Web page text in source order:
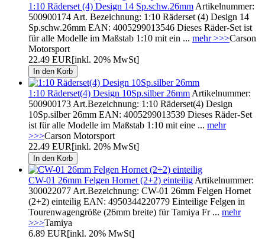
1:10 Räderset (4) Design 14 Sp.schw.26mm Artikelnummer:
500900174 Art. Bezeichnung: 1:10 Räderset (4) Design 14
Sp.schw.26mm EAN: 4005299013546 Dieses Räder-Set ist
für alle Modelle im Maßstab 1:10 mit ein ... mehr >>>Carson
Motorsport
22.49 EUR[inkl. 20% MwSt]
1:10 Räderset(4) Design 10Sp.silber 26mm Artikelnummer:
500900173 Art.Bezeichnung: 1:10 Räderset(4) Design
10Sp.silber 26mm EAN: 4005299013539 Dieses Räder-Set
ist für alle Modelle im Maßstab 1:10 mit eine ... mehr
>>>Carson Motorsport
22.49 EUR[inkl. 20% MwSt]
CW-01 26mm Felgen Hornet (2+2) einteilig Artikelnummer:
300022077 Art.Bezeichnung: CW-01 26mm Felgen Hornet
(2+2) einteilig EAN: 4950344220779 Einteilige Felgen in
Tourenwagengröße (26mm breite) für Tamiya Fr ... mehr
>>>Tamiya
6.89 EUR[inkl. 20% MwSt]